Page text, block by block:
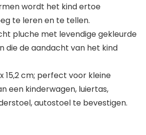
wordt het kind ertoe
te leren en te tellen.
pluche met levendige gekleurde
die de aandacht van het kind
15,2 cm; perfect voor kleine
een kinderwagen, luiertas,
autostoel te bevestigen.